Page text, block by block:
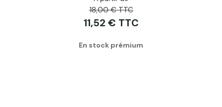
18,00 € TTC
11,52 € TTC
En stock prémium